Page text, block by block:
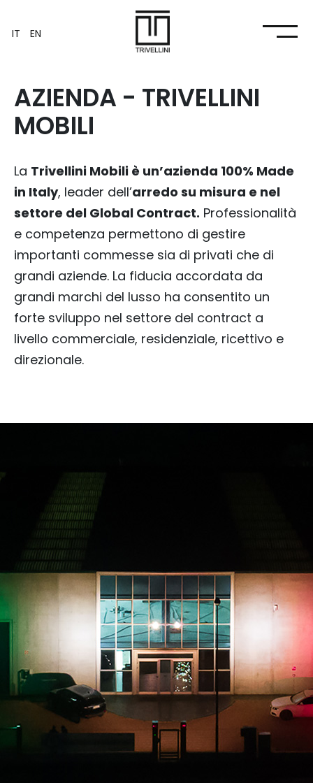
IT EN
AZIENDA - TRIVELLINI
MOBILI
La Trivellini Mobili è un’azienda 100% Made
in Italy, leader dell’arredo su misura e nel
settore del Global Contract. Professionalità
e competenza permettono di gestire
importanti commesse sia di privati che di
grandi aziende. La fiducia accordata da
grandi marchi del lusso ha consentito un
forte sviluppo nel settore del contract a
livello commerciale, residenziale, ricettivo e
direzionale.